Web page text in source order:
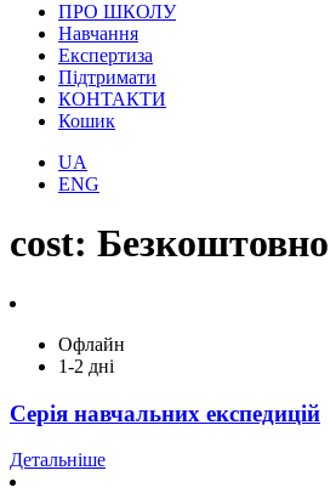
ПРО ШКОЛУ
Навчання
Експертиза
Підтримати
КОНТАКТИ
Кошик
UA
ENG
cost: Безкоштовно
Офлайн
1-2 дні
Серія навчальних експедицій
Детальніше